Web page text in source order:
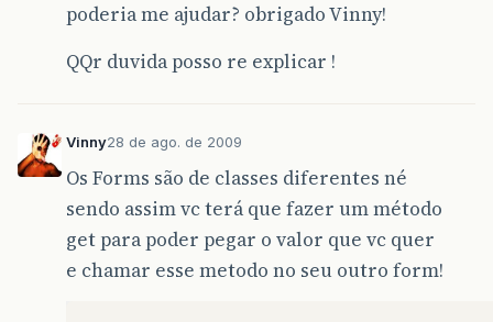
poderia me ajudar? obrigado Vinny!
QQr duvida posso re explicar !
Vinny28 de ago. de 2009
Os Forms são de classes diferentes né
sendo assim vc terá que fazer um método
get para poder pegar o valor que vc quer
e chamar esse metodo no seu outro form!